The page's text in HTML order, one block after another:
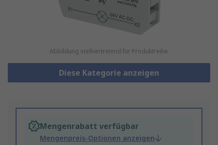
Abbildung stellvertretend für Produktreihe
Diese Kategorie anzeigen
Mengenrabatt verfügbar
Mengenpreis-Optionen anzeigen